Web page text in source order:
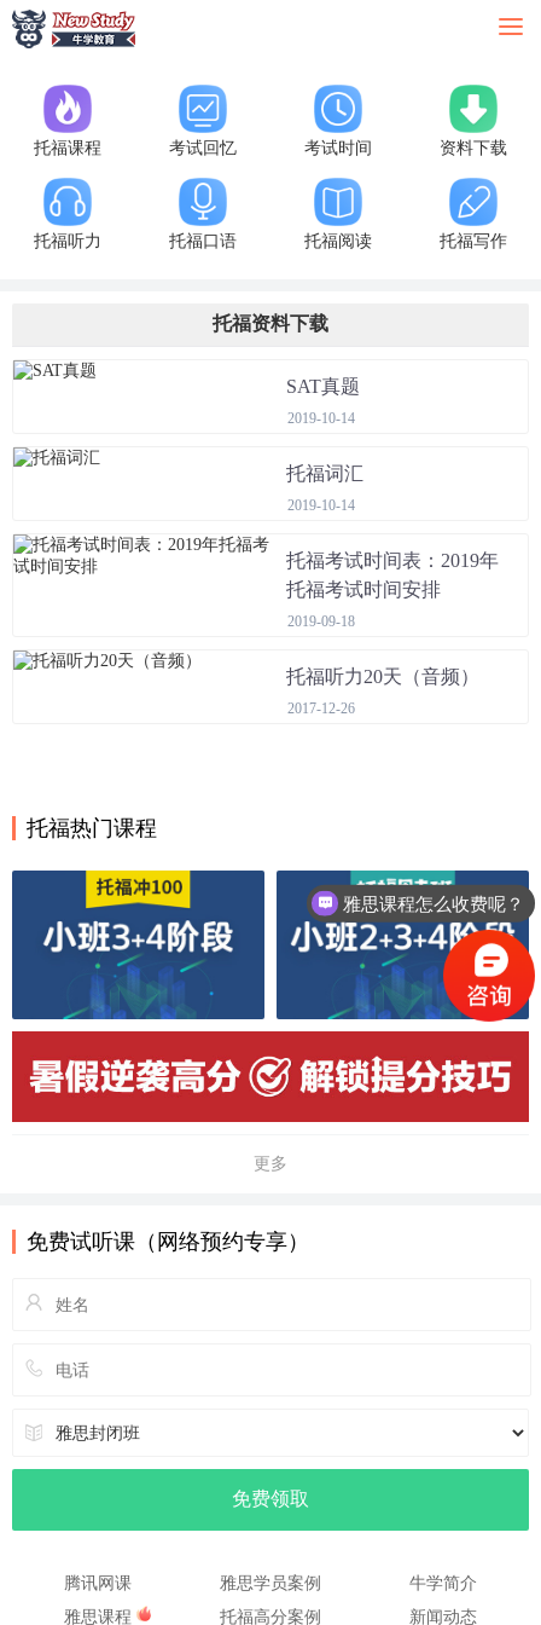
托福课程 考试回忆 考试时间 资料下载
托福听力 托福口语 托福阅读 托福写作
托福资料下载
SAT真题
2019-10-14
托福词汇
2019-10-14
托福考试时间表：2019年
托福考试时间安排
2019-09-18
托福听力20天（音频）
2017-12-26
托福热门课程
更多
免费试听课（网络预约专享）
腾讯网课
雅思课程
雅思学员案例
托福高分案例
牛学简介
新闻动态
雅思课程怎么收费呢？